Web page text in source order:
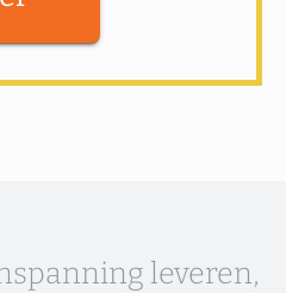
leveren,